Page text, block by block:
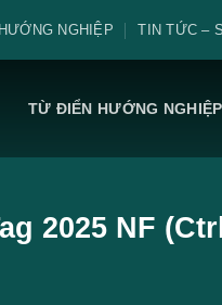
NGHIỆP TIN TỨC –
TỪ ĐIỂN HƯỚNG NGHIỆP
2025 NF